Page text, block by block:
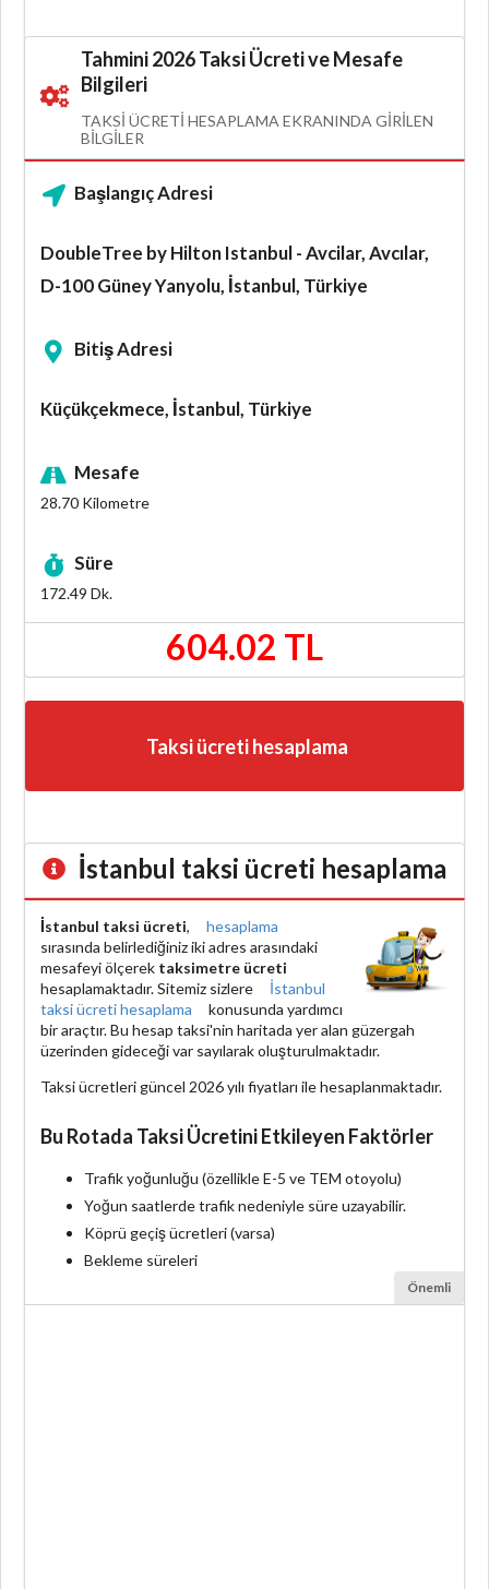
Tahmini 2026 Taksi Ücreti ve Mesafe
Bilgileri
TAKSI ÜCRETI HESAPLAMA EKRANINDA GIRILEN
BILGILER
Başlangıç Adresi
DoubleTree by Hilton Istanbul - Avcilar, Avcılar,
D-100 Güney Yanyolu, İstanbul, Türkiye
Bitiş Adresi
Küçükçekmece, İstanbul, Türkiye
Mesafe
28.70 Kilometre
Süre
172.49 Dk.
604.02 TL
Taksi ücreti hesaplama
İstanbul taksi ücreti hesaplama
İstanbul taksi ücreti,
hesaplama
sırasında belirlediğiniz iki adres arasındaki
mesafeyi ölçerek taksimetre ücreti
hesaplamaktadır. Sitemiz sizlere
İstanbul
taksi ücreti hesaplama
konusunda yardımcı
bir araçtır. Bu hesap taksi'nin haritada yer alan güzergah
üzerinden gideceği var sayılarak oluşturulmaktadır.
Taksi ücretleri güncel 2026 yılı fiyatları ile hesaplanmaktadır.
Bu Rotada Taksi Ücretini Etkileyen Faktörler
Trafik yoğunluğu (özellikle E-5 ve TEM otoyolu)
Yoğun saatlerde trafik nedeniyle süre uzayabilir.
Köprü geçiş ücretleri (varsa)
Bekleme süreleri
Önemli